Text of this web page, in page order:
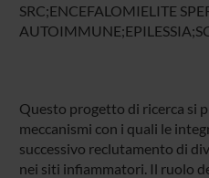
SRC;ENCEFALOMIELITE
Questo progetto di ricerca si
meccanismi con i quali le
successivo reclutamento di
nei siti infiammatori. Il ruolo